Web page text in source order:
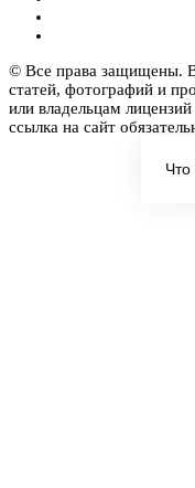
© Все права защищены.
статей, фотографий и
или владельцам
ссылка на сайт